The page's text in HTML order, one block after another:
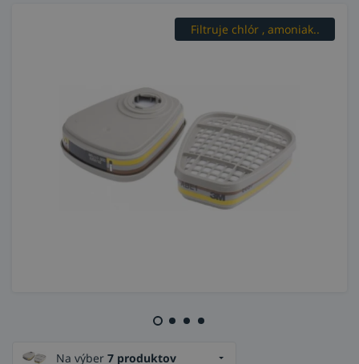
Filtruje chlór , amoniak...
Na výber 7 produktov